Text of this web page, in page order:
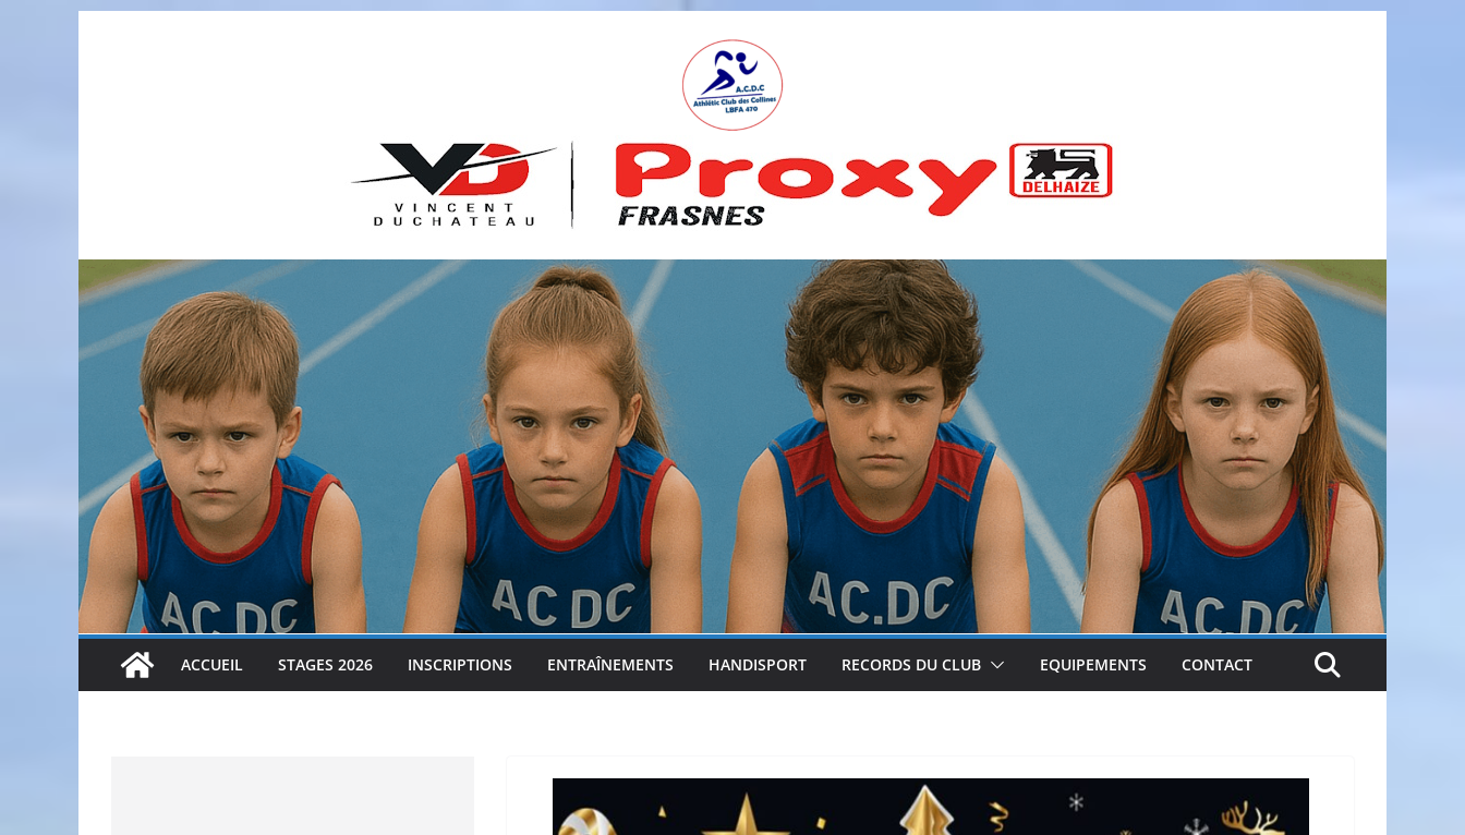
A
B
,
L
ACCUEIL STAGES 2026 INSCRIPTIONS ENTRAÎNEMENTS HANDISPORT RECORDS DU CLUB EQUIPEMENTS CONTACT